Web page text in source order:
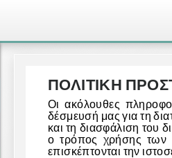
ΠΟΛΙΤΙΚΗ
Οι ακόλουθες
δέσμευσή μας για τη
και τη διασφάλιση του
ο τρόπος χρήσης των
επισκέπτονται την